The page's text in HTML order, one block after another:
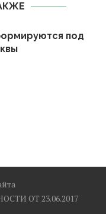
под
ОТ 23.06.2017